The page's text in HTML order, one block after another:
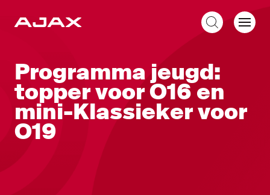
Programma jeugd:
topper voor O16 en
mini-Klassieker voor
O19